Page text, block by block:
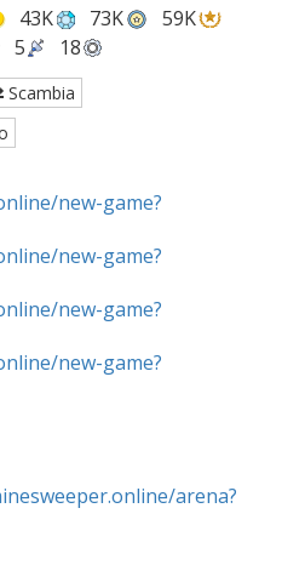
43K 73K
59K
5 18
Scambia
new-game?
new-game?
new-game?
new-game?
arena?